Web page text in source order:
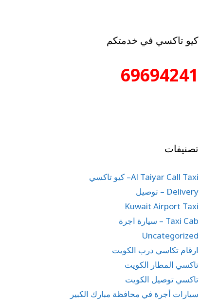
كيو تاكسي في خدمتكم
69694241
تصنيفات
Al Taiyar Call Taxi– كيو تاكسي
Delivery – توصيل
Kuwait Airport Taxi
Taxi Cab – سيارة اجرة
Uncategorized
ارقام تكاسي درب الكويت
تاكسي المطار الكويت
تاكسي توصيل الكويت
سيارات أجرة في محافظة مبارك الكبير